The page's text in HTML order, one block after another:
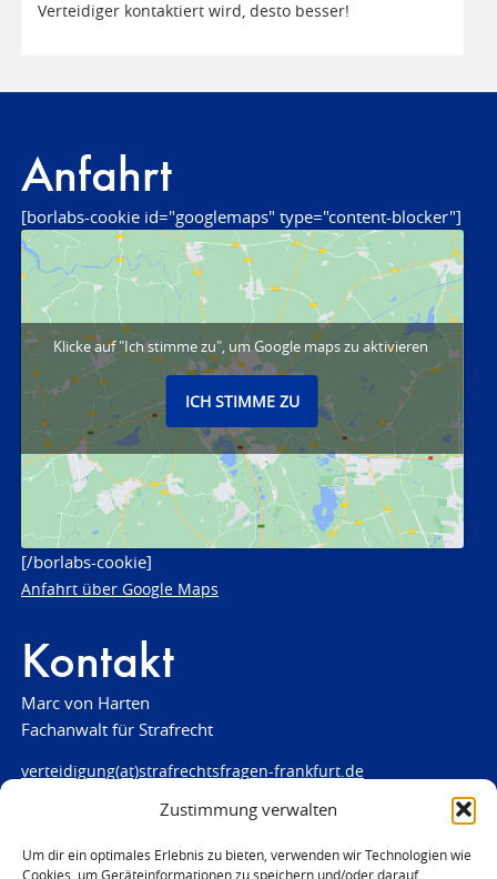
Zustimmung verwalten
Um dir ein optimales Erlebnis zu bieten, verwenden wir Technologien wie
Cookies, um Geräteinformationen zu speichern und/oder darauf
Verteidiger kontaktiert wird, desto besser!
Anfahrt
[borlabs-cookie id="googlemaps" type="content-blocker"]
Klicke auf "Ich stimme zu", um Google maps zu aktivieren
ICH STIMME ZU
[/borlabs-cookie]
Anfahrt über Google Maps
Kontakt
Marc von Harten
Fachanwalt für Strafrecht
verteidigung(at)strafrechtsfragen-frankfurt.de
www.strafrechtsfragen-frankfurt.de
Louisenstraße 84